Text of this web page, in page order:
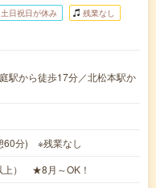
土日祝日が休み 残業なし
駅から徒歩17分／北松本駅か
60分) ※残業なし
上） ★8月～OK！